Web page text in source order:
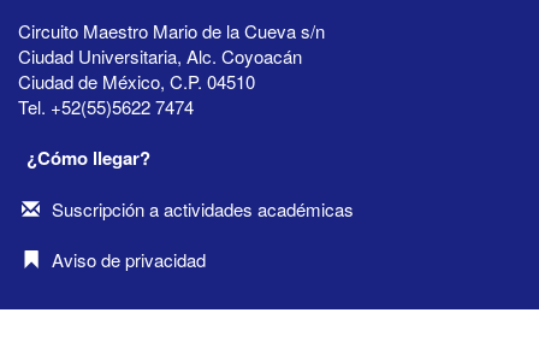
Circuito Maestro Mario de la Cueva s/n
Ciudad Universitaria, Alc. Coyoacán
Ciudad de México, C.P. 04510
Tel. +52(55)5622 7474
¿Cómo llegar?
Suscripción a actividades académicas
Aviso de privacidad